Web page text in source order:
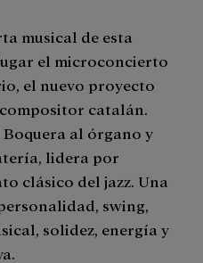
musical de esta
el microconcierto
el nuevo proyecto
catalán.
al órgano y
lidera por
clásico del jazz. Una
swing,
solidez, energía y